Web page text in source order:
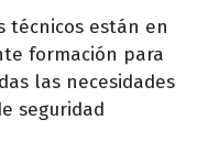
técnicos están en
formación para
las necesidades
seguridad